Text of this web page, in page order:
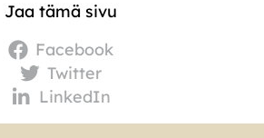
Jaa tämä sivu
Facebook
Twitter
LinkedIn